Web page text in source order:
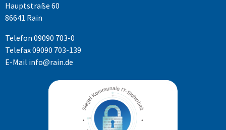
Hauptstraße 60
86641 Rain
Telefon 09090 703-0
Telefax 09090 703-139
E-Mail info@rain.de